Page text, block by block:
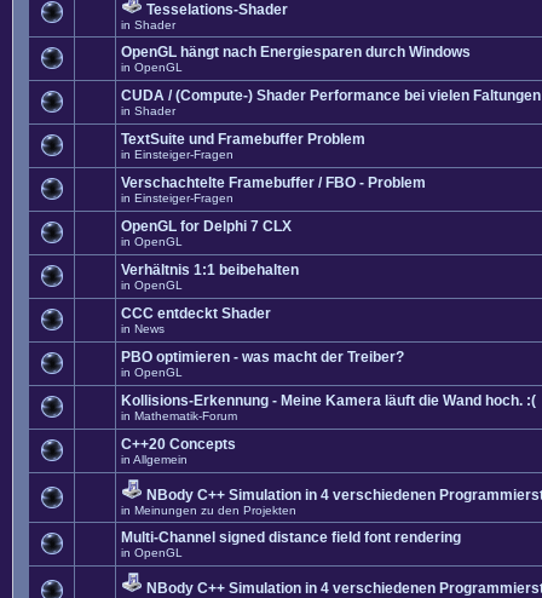
Tesselations-Shader
in Shader
OpenGL hängt nach Energiesparen durch Windows
in OpenGL
CUDA / (Compute-) Shader Performance bei vielen Faltungen
in Shader
TextSuite und Framebuffer Problem
in Einsteiger-Fragen
Verschachtelte Framebuffer / FBO - Problem
in Einsteiger-Fragen
OpenGL for Delphi 7 CLX
in OpenGL
Verhältnis 1:1 beibehalten
in OpenGL
CCC entdeckt Shader
in News
PBO optimieren - was macht der Treiber?
in OpenGL
Kollisions-Erkennung - Meine Kamera läuft die Wand hoch. :(
in Mathematik-Forum
C++20 Concepts
in Allgemein
NBody C++ Simulation in 4 verschiedenen
in Meinungen zu den Projekten
Multi-Channel signed distance field font rendering
in OpenGL
NBody C++ Simulation in 4 verschiedenen